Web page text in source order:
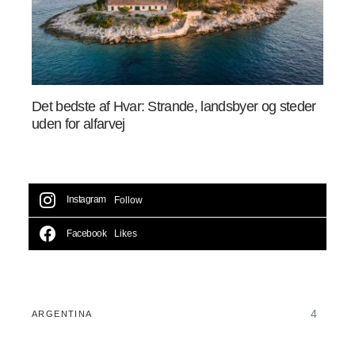
Det bedste af Hvar: Strande, landsbyer og steder
uden for alfarvej
Instagram Follow
Facebook Likes
ARGENTINA 4